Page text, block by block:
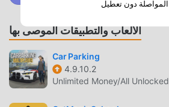
مجانًا ، ولكنه يوفر أيضًا Free mod مجانًا ، مما يساعدك على حفظ
الاستمتاع بالبهجة التي تجلبها اللعبة نفسها. يعد moddroid بأن أي
DockYourBoat3D mod لن يفرض على اللاعبين أي رسوم ، وهو
آمن 100٪ ومتاح ومجاني للتثبيت. فقط قم بتنزيل عميل moddroid ،
يمكنك تنزيل وتثبيت DockYourBoat3D بنقرة واحدة. ماذا تنتظر ،
الألعاب والتطبيقات الموصى بها
Car Parking
4.9.10.2
Unlimited Money/All Unlocked
المواصلة دون تعطيل